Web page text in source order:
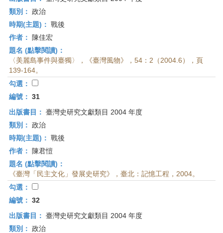
類別： 政治
時期(主題)： 戰後
作者：
陳佳宏
題名 (點擊閱讀)：
〈美麗島事件與臺獨〉，《臺灣風物》，54：2（2004.6），頁
139-164。
勾選：
編號： 31
出版書目： 臺灣史研究文獻類目 2004 年度
類別： 政治
時期(主題)： 戰後
作者：
陳君愷
題名 (點擊閱讀)：
《臺灣「民主文化」發展史研究》，臺北：記憶工程，2004。
勾選：
編號： 32
出版書目： 臺灣史研究文獻類目 2004 年度
類別： 政治